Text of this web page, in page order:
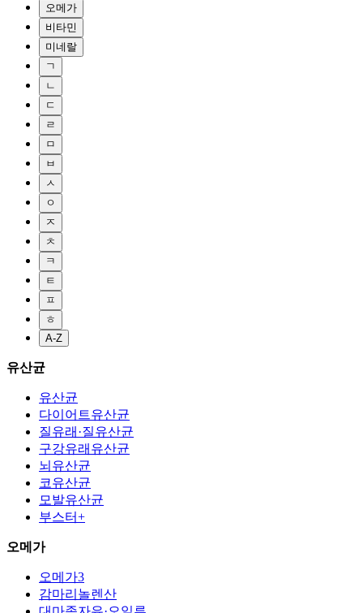
오메가
비타민
미네랄
ㄱ
ㄴ
ㄷ
ㄹ
ㅁ
ㅂ
ㅅ
ㅇ
ㅈ
ㅊ
ㅋ
ㅌ
ㅍ
ㅎ
A-Z
유산균
유산균
다이어트유산균
질유래·질유산균
구강유래유산균
뇌유산균
코유산균
모발유산균
부스터+
오메가
오메가3
감마리놀렌산